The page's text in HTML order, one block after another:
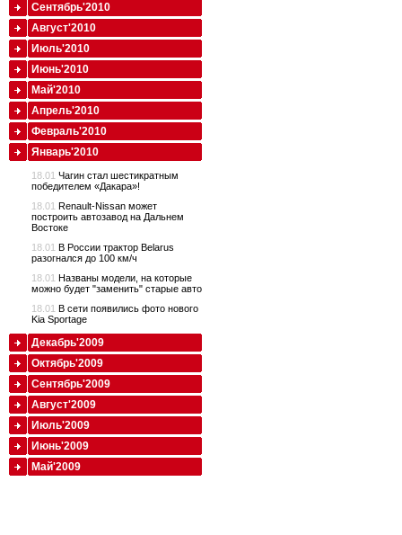
Сентябрь'2010
Август'2010
Июль'2010
Июнь'2010
Май'2010
Апрель'2010
Февраль'2010
Январь'2010
18.01 Чагин стал шестикратным
победителем «Дакара»!
18.01 Renault-Nissan может
построить автозавод на Дальнем
Востоке
18.01 В России трактор Belarus
разогнался до 100 км/ч
18.01 Названы модели, на которые
можно будет "заменить" старые авто
18.01 В сети появились фото нового
Kia Sportage
Декабрь'2009
Октябрь'2009
Сентябрь'2009
Август'2009
Июль'2009
Июнь'2009
Май'2009